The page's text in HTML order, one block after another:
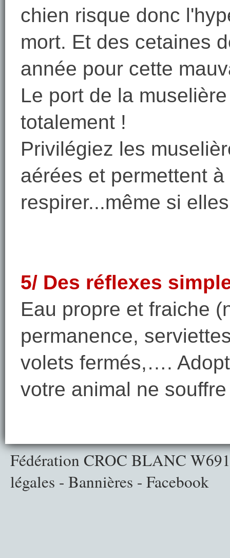
chien risque donc
mort. Et des cetaines
année pour cette
Le port de la
totalement !
Privilégiez les
aérées et permettent
respirer...même si
5/ Des réflexes
Eau propre et fraiche
permanence,
volets fermés,….
votre animal ne
Fédération CROC BLANC
légales - Bannières - Facebook